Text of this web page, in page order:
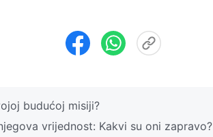
budućoj misiji?
vrijednost: Kakvi su oni zapravo?